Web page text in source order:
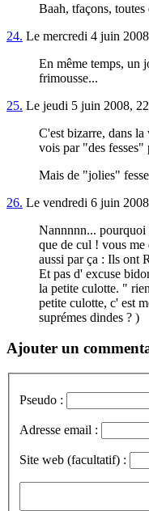
Baah, tfaçons, toutes
24. Le mercredi 4 juin
En même temps, un
frimousse...
25. Le jeudi 5 juin 2008,
C'est bizarre, dans
vois par "des
Mais de "jolies"
26. Le vendredi 6 juin
Nannnnn... pourquoi
que de cul ! vous me
aussi par ça : Ils
Et pas d' excuse
la petite culotte. "
petite culotte, c' est
suprémes dindes ? )
Ajouter un
Pseudo :
Adresse email :
Site web (facultatif) :